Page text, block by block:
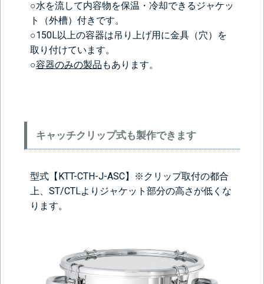
○水を流して内容物を保温・冷却できるジャケッ
ト（外槽）付きです。
○150L以上の容器は吊り上げ用に金具（穴）を
取り付けています。
○容器のみの製品 もあります。
キャッチクリップ式も製作できます
型式【KTT-CTH-J-ASC】※クリップ取付の都合
上、ST/CTLよりジャケット部分の高さが低くな
ります。